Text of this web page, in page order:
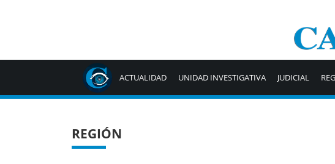
ACTUALIDAD UNIDAD INVESTIGATIVA JUDICIAL
REGIÓN